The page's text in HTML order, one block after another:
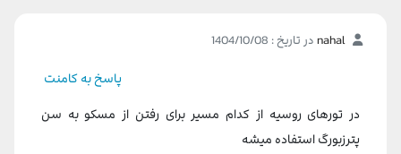
در تاریخ : 1404/10/08
پاسخ به کامنت
در تورهای روسیه از کدام مسیر برای رفتن از مسکو به سن
پترزبورگ استفاده میشه